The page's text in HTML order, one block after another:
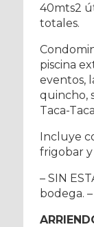
40mts2
totales.
piscina
eventos,
quincho,
Taca-
Incluye
frigobar
– SIN
bodega.